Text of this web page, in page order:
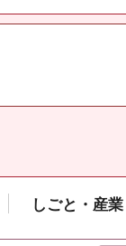
しごと・産業